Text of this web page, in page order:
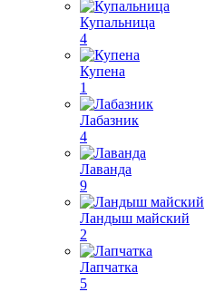
Купальница
4
Купена
1
Лабазник
4
Лаванда
9
Ландыш майский
2
Лапчатка
5